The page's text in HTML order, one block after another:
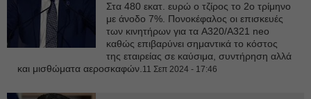
Στα 480 εκατ. ευρώ ο τζίρος το 2ο τρίμηνο
με άνοδο 7%. Πονοκέφαλος οι επισκευές
των κινητήρων για τα A320/A321 neo
καθώς επιβαρύνει σημαντικά το κόστος
της εταιρείας σε καύσιμα, συντήρηση αλλά
και μισθώματα αεροσκαφών. 11 Σεπ 2024 - 17:46